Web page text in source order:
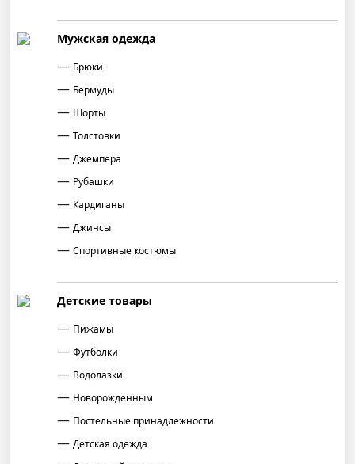
Мужская одежда
Брюки
Бермуды
Шорты
Толстовки
Джемпера
Рубашки
Кардиганы
Джинсы
Спортивные костюмы
Детские товары
Пижамы
Футболки
Водолазки
Новорожденным
Постельные принадлежности
Детская одежда